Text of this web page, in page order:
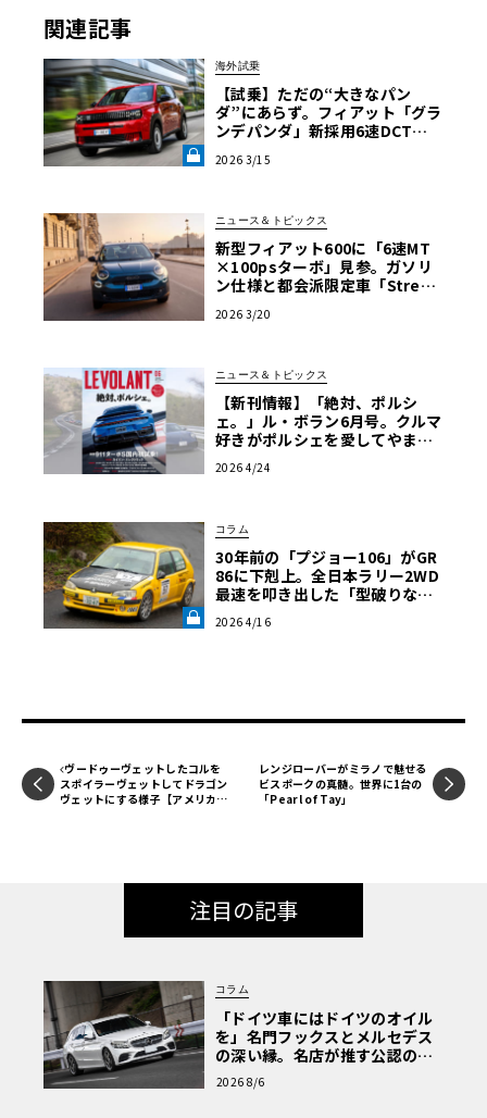
関連記事
海外試乗
【試乗】ただの“大きなパン
ダ”にあらず。フィアット「グラ
ンデパンダ」新採用6速DCTと
する、本物の“相棒感”《LE VOL
2026 3/15
ニュース＆トピックス
新型フィアット600に「6速MT
×100psターボ」見参。ガソリ
ン仕様と都会派限定車「Stree
2026 3/20
ニュース＆トピックス
【新刊情報】「絶対、ポルシ
ェ。」ル・ボラン6月号。クルマ
好きがポルシェを愛してやまな
2026 4/24
コラム
30年前の「プジョー106」がGR
86に下剋上。全日本ラリー2WD
最速を叩き出した「型破りなセ
B》
2026 4/16
ヴードゥーヴェットしたコルを
スポイラーヴェットしてドラゴン
ヴェットにする様子【アメリカン
レンジローバーがミラノで魅せる
ビスポークの真髄。世界に1台の
「Pearl of Tay」
注目の記事
コラム
「ドイツ車にはドイツのオイル
を」名門フックスとメルセデス
の深い縁。名店が推す公認の安
心と、Cクラスで味わうシルキー
な走り〈PR〉
2026 8/6